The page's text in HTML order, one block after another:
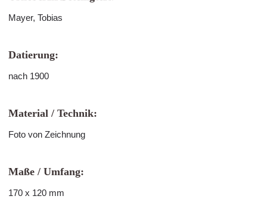
Mayer, Tobias
Datierung:
nach 1900
Material / Technik:
Foto von Zeichnung
Maße / Umfang:
170 x 120 mm